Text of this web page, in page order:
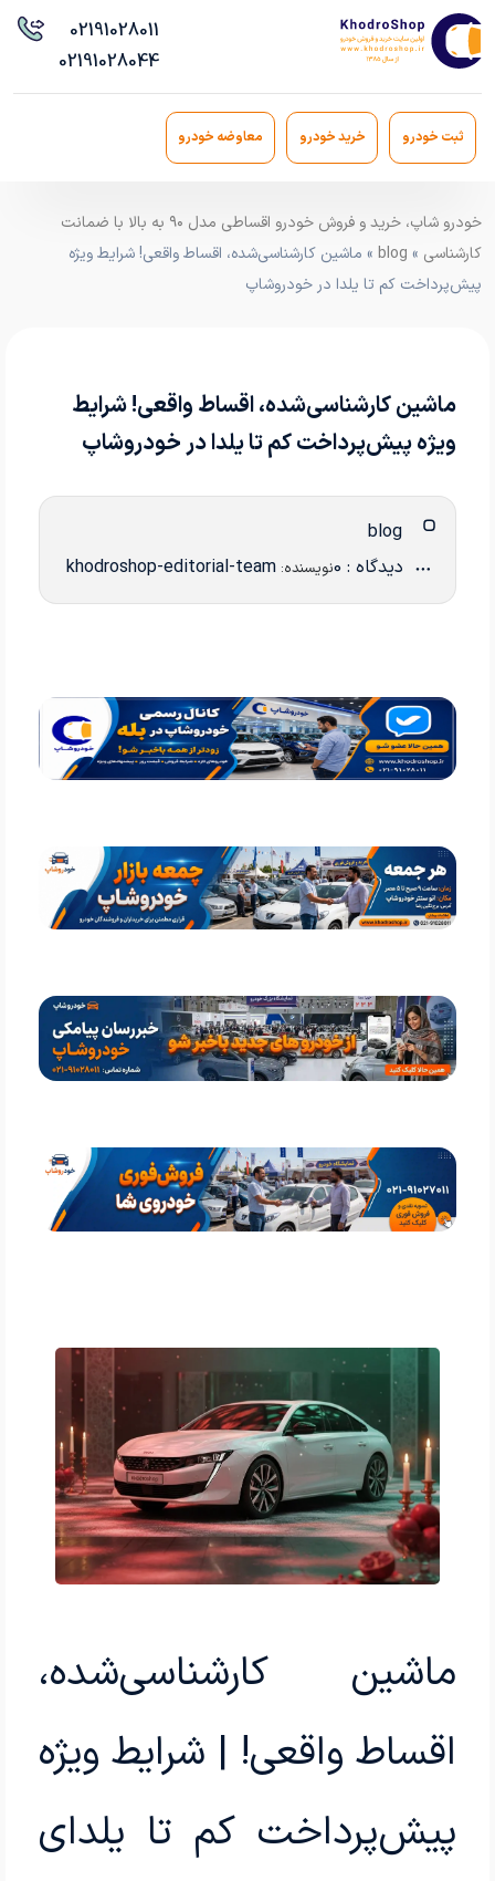
02191028011
02191028044
ثبت خودرو خرید خودرو معاوضه خودرو
خودرو شاپ، خرید و فروش خودرو اقساطی مدل ۹۰ به بالا با ضمانت
کارشناسی »
blog » ماشین کارشناسی‌شده، اقساط واقعی! شرایط ویژه
پیش‌پرداخت کم تا یلدا در خودروشاپ
ماشین کارشناسی‌شده، اقساط واقعی! شرایط
ویژه پیش‌پرداخت کم تا یلدا در خودروشاپ
دیدگاه : 0 نویسنده: khodroshop-editorial-team
ماشین کارشناسی‌شده،
اقساط واقعی! | شرایط ویژه
پیش‌پرداخت کم تا یلدای